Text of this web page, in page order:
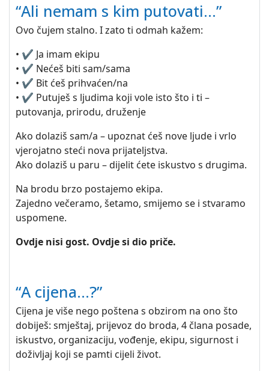
“Ali nemam s kim putovati…”
Ovo čujem stalno. I zato ti odmah kažem:
• ✔️ Ja imam ekipu
• ✔️ Nećeš biti sam/sama
• ✔️ Bit ćeš prihvaćen/na
• ✔️ Putuješ s ljudima koji vole isto što i ti –
putovanja, prirodu, druženje
Ako dolaziš sam/a – upoznat ćeš nove ljude i vrlo
vjerojatno steći nova prijateljstva.
Ako dolaziš u paru – dijelit ćete iskustvo s drugima.
Na brodu brzo postajemo ekipa.
Zajedno večeramo, šetamo, smijemo se i stvaramo
uspomene.
Ovdje nisi gost. Ovdje si dio priče.
“A cijena…?”
Cijena je više nego poštena s obzirom na ono što
dobiješ: smještaj, prijevoz do broda, 4 člana posade,
iskustvo, organizaciju, vođenje, ekipu, sigurnost i
doživljaj koji se pamti cijeli život.